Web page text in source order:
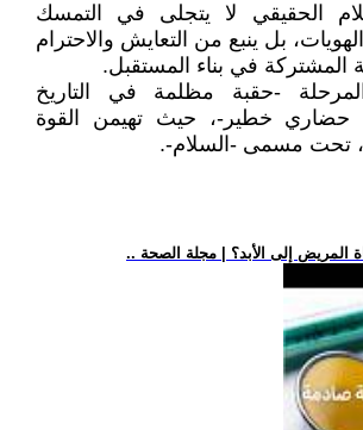
الحقيقي لا يتجلى في التمسك
بل ينبع من التعايش والاحترام
المشتركة في بناء المستقبل.
-حقبة مظلمة في التاريخ
حضاري خطير-، حيث تهيمن القوة
تحت مسمى -السلام-.
المريض إلى الأبد؟ | مجلة الصحة